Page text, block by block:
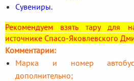
Сувениры.
Рекомендуем взять тару для
источнике Спасо-Яковлевского
Комментарии:
Марка и номер
дополнительно;